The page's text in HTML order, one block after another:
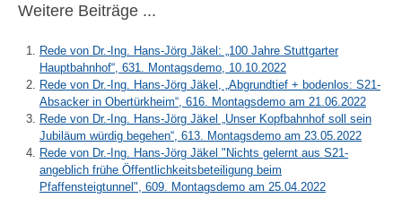
Weitere Beiträge ...
Rede von Dr.-Ing. Hans-Jörg Jäkel: „100 Jahre Stuttgarter
Hauptbahnhof“, 631. Montagsdemo, 10.10.2022
Rede von Dr.-Ing. Hans-Jörg Jäkel, „Abgrundtief + bodenlos: S21-
Absacker in Obertürkheim“, 616. Montagsdemo am 21.06.2022
Rede von Dr.-Ing. Hans-Jörg Jäkel „Unser Kopfbahnhof soll sein
Jubiläum würdig begehen“, 613. Montagsdemo am 23.05.2022
Rede von Dr.-Ing. Hans-Jörg Jäkel "Nichts gelernt aus S21-
angeblich frühe Öffentlichkeitsbeteiligung beim
Pfaffensteigtunnel", 609. Montagsdemo am 25.04.2022